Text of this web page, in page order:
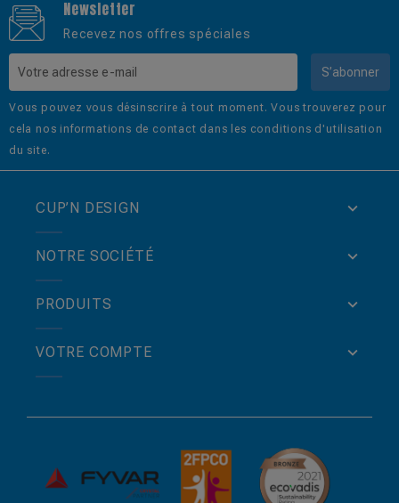
Newsletter
Recevez nos offres spéciales
S’abonner
Vous pouvez vous désinscrire à tout moment. Vous trouverez pour
cela nos informations de contact dans les conditions d'utilisation
du site.
CUP’N DESIGN
NOTRE SOCIÉTÉ
PRODUITS
VOTRE COMPTE